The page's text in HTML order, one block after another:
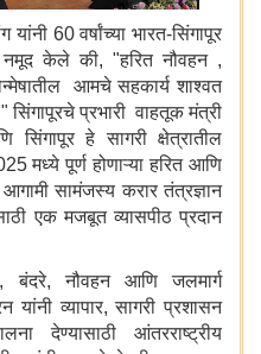
60 वर्षांच्या भारत-सिंगापूर
नमूद केले की, "हरित नौवहन ,
आमचे सहकार्य शाश्वत
सिंगापूरचे प्रभारी वाहतूक मंत्री
हे सागरी क्षेत्रातील
मध्ये पूर्ण होणाऱ्या हरित आणि
आगामी सामंजस्य करार तंत्रज्ञान
एक मजबूत व्यासपीठ प्रदान
बंदरे, नौवहन आणि जलमार्ग
व्यापार, सागरी प्रशासन
देण्यासाठी आंतरराष्ट्रीय